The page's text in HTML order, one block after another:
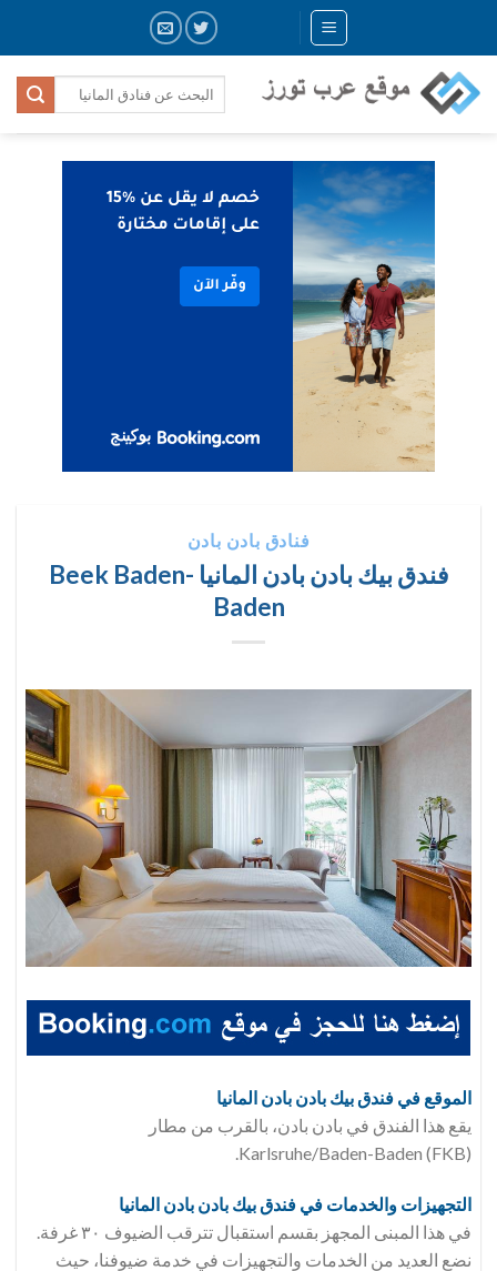
content
فنادق بادن بادن
فندق بيك بادن بادن المانيا Beek Baden-
Baden
الموقع في فندق بيك بادن بادن المانيا
يقع هذا الفندق في بادن بادن، بالقرب من مطار
Karlsruhe/Baden-Baden (FKB).
التجهيزات والخدمات في فندق بيك بادن بادن المانيا
في هذا المبنى المجهز بقسم استقبال تترقب الضيوف ٣٠ غرفة.
نضع العديد من الخدمات والتجهيزات في خدمة ضيوفنا، حيث